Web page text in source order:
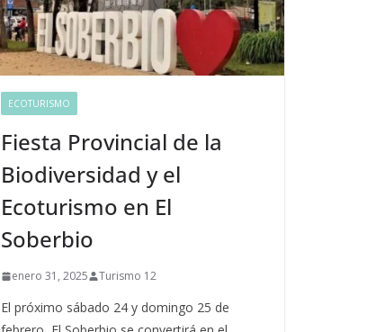
ECOTURISMO
Fiesta Provincial de la
Biodiversidad y el
Ecoturismo en El
Soberbio
enero 31, 2025 Turismo 12
El próximo sábado 24 y domingo 25 de